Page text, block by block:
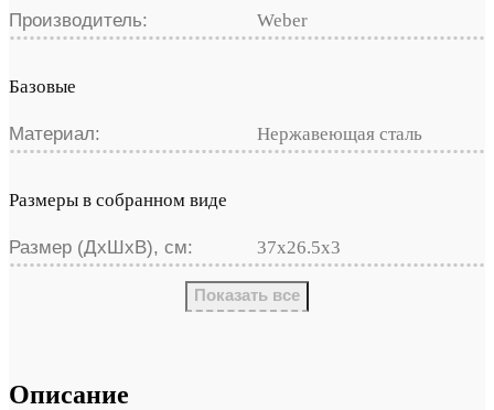
Производитель: Weber
Базовые
Материал: Нержавеющая сталь
Размеры в собранном виде
Размер (ДхШхВ), см: 37х26.5х3
Показать все
Описание